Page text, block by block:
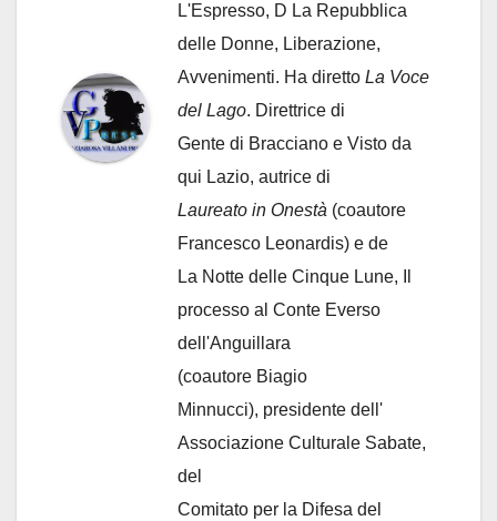
L'Espresso, D La Repubblica
delle Donne, Liberazione,
Avvenimenti. Ha diretto La Voce
del Lago. Direttrice di
Gente di Bracciano e Visto da
qui Lazio, autrice di
Laureato in Onestà (coautore
Francesco Leonardis) e de
La Notte delle Cinque Lune, Il
processo al Conte Everso
dell'Anguillara
(coautore Biagio
Minnucci), presidente dell'
Associazione Culturale Sabate,
del
Comitato per la Difesa del